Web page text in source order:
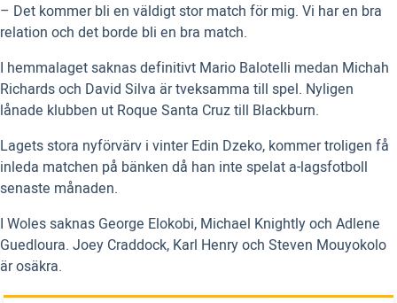
– Det kommer bli en väldigt stor match för mig. Vi har en bra
relation och det borde bli en bra match.
I hemmalaget saknas definitivt Mario Balotelli medan Michah
Richards och David Silva är tveksamma till spel. Nyligen
lånade klubben ut Roque Santa Cruz till Blackburn.
Lagets stora nyförvärv i vinter Edin Dzeko, kommer troligen få
inleda matchen på bänken då han inte spelat a-lagsfotboll
senaste månaden.
I Woles saknas George Elokobi, Michael Knightly och Adlene
Guedloura. Joey Craddock, Karl Henry och Steven Mouyokolo
är osäkra.